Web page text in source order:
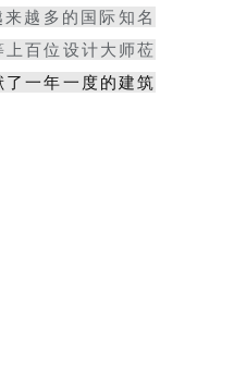
越多的国际知名
百位设计大师莅
一年一度的建筑